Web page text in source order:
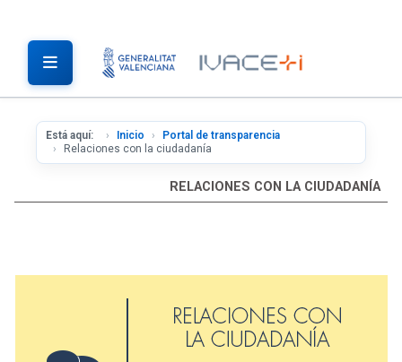
Está aquí: Inicio
Portal de transparencia
Relaciones con la ciudadanía
RELACIONES CON LA CIUDADANÍA